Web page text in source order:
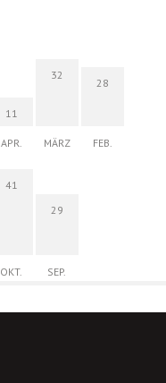
11
APR.
32
MÄRZ
28
FEB.
41
OKT.
29
SEP.